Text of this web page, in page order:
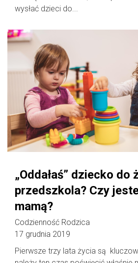
wysłać dzieci do...
„Oddałaś” dziecko do
przedszkola? Czy
mamą?
Codzienność Rodzica
17 grudnia 2019
Pierwsze trzy lata życia są